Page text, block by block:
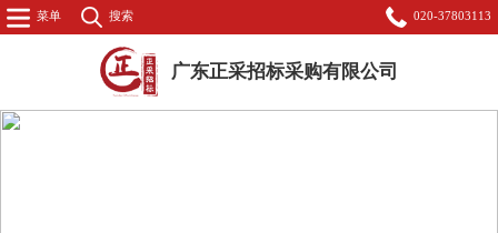
菜单 搜索 020-37803113
广东正采招标采购有限公司